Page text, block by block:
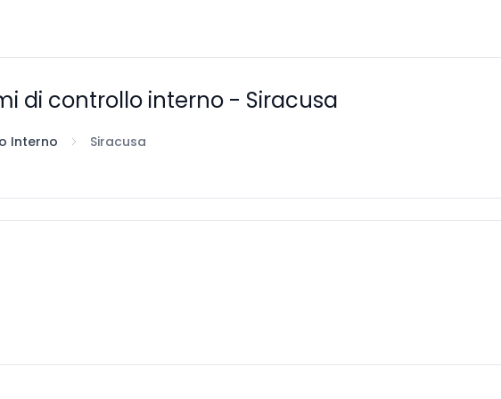
di controllo interno - Siracusa
Interno Siracusa